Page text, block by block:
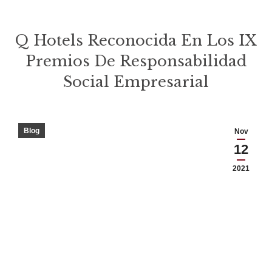
Q Hotels Reconocida En Los IX
Premios De Responsabilidad
Social Empresarial
Nov
12
2021
Blog